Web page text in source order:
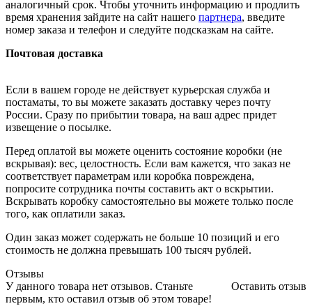
аналогичный срок. Чтобы уточнить информацию и продлить
время хранения зайдите на сайт нашего партнера, введите
номер заказа и телефон и следуйте подсказкам на сайте.
Почтовая доставка
Если в вашем городе не действует курьерская служба и
постаматы, то вы можете заказать доставку через почту
России. Сразу по прибытии товара, на ваш адрес придет
извещение о посылке.
Перед оплатой вы можете оценить состояние коробки (не
вскрывая): вес, целостность. Если вам кажется, что заказ не
соответствует параметрам или коробка повреждена,
попросите сотрудника почты составить акт о вскрытии.
Вскрывать коробку самостоятельно вы можете только после
того, как оплатили заказ.
Один заказ может содержать не больше 10 позиций и его
стоимость не должна превышать 100 тысяч рублей.
Отзывы
Оставить отзыв
У данного товара нет отзывов. Станьте
первым, кто оставил отзыв об этом товаре!